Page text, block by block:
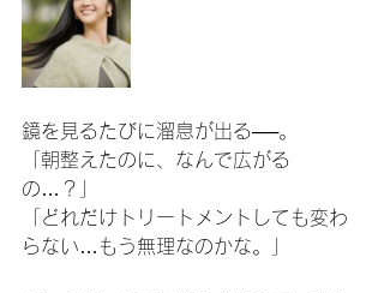
鏡を見るたびに溜息が出る──。
「朝整えたのに、なんで広がる
の…？」
「どれだけトリートメントしても変わ
らない…もう無理なのかな。」